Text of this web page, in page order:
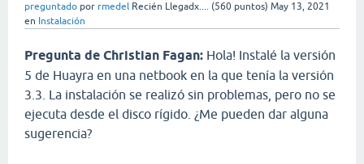
preguntado por rmedel Recién Llegadx.... (560 puntos) May 13, 2021
en Instalación
Pregunta de Christian Fagan: Hola! Instalé la versión
5 de Huayra en una netbook en la que tenía la versión
3.3. La instalación se realizó sin problemas, pero no se
ejecuta desde el disco rígido. ¿Me pueden dar alguna
sugerencia?